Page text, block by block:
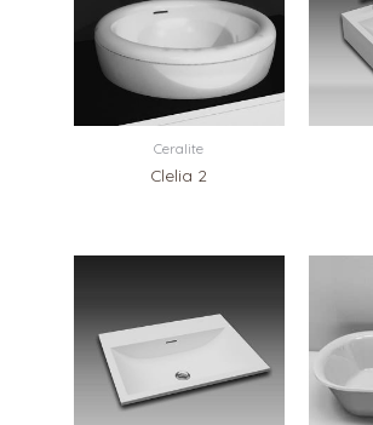
Ceralite
Clelia 2